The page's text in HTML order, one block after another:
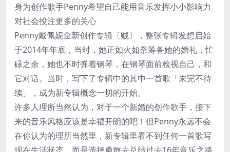
身为创作歌手Penny希望自己能用音乐发挥小小影响力
对社会投注更多的关心
Penny戴佩妮全新创作专辑〔贼〕，整张专辑发想启始
于2014年年底，当时，她正如火如荼筹备她的婚礼，忙
碌之余，她也不时弹着钢琴，在钢琴面前检视自己，和
它对话。当时，写下了专辑中的其中一首歌「未完不待
续」，成为新专辑概念一切的开始。
许多人理所当然认为，对于一个新婚的创作歌手，接下
来的音乐风格应该是幸福开朗的吧！但Penny永远不会
在你认为的理所当然里，新专辑里看不到任何一首歌写
现在生活状态，而是选择勇敢去总结过去16年音乐之路